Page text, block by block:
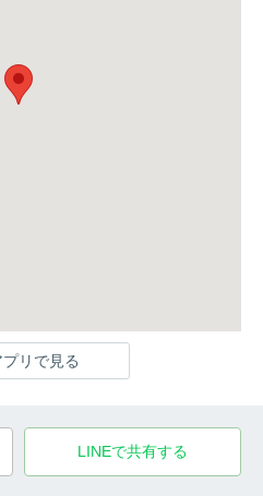
リで見る
LINEで共有する